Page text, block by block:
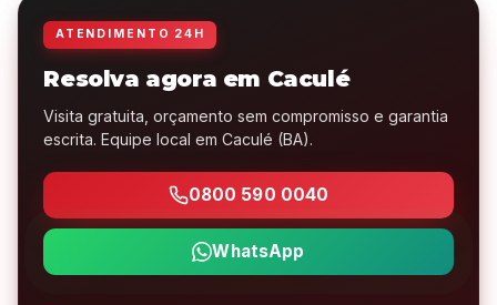
ATENDIMENTO 24H
Resolva agora em Caculé
Visita gratuita, orçamento sem compromisso e garantia
escrita. Equipe local em Caculé (BA).
0800 590 0040
WhatsApp